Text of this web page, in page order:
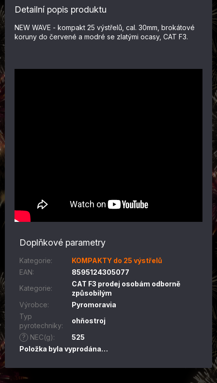
Detailní popis produktu
NEW WAVE - kompakt 25 výstřelů, cal. 30mm, brokátové
koruny do červené a modré se zlatými ocasy, CAT F3.
Doplňkové parametry
Kategorie:
KOMPAKTY do 25 výstřelů
EAN:
8595124305077
Kategorie:
CAT F3 prodej osobám odborně
způsobilým
Výrobce:
Pyromoravia
Typ
pyrotechniky:
ohňostroj
?
NEC(g):
525
Položka byla vyprodána…